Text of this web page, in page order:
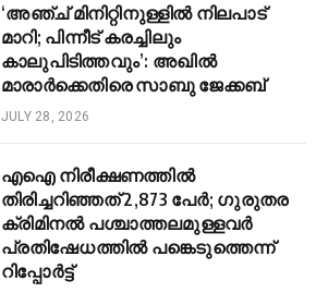
‘അഞ്ച് മിനിറ്റിനുള്ളിൽ നിലപാട്
മാറി; പിന്നീട് കരച്ചിലും
കാലുപിടിത്തവും’: അഖിൽ
മാരാർക്കെതിരെ സാബു ജേക്കബ്
JULY 28, 2026
എഐ നിരീക്ഷണത്തിൽ
തിരിച്ചറിഞ്ഞത് 2,873 പേർ; ഗുരുതര
ക്രിമിനൽ പശ്ചാത്തലമുള്ളവർ
പ്രതിഷേധത്തിൽ പങ്കെടുത്തെന്ന്
റിപ്പോർട്ട്